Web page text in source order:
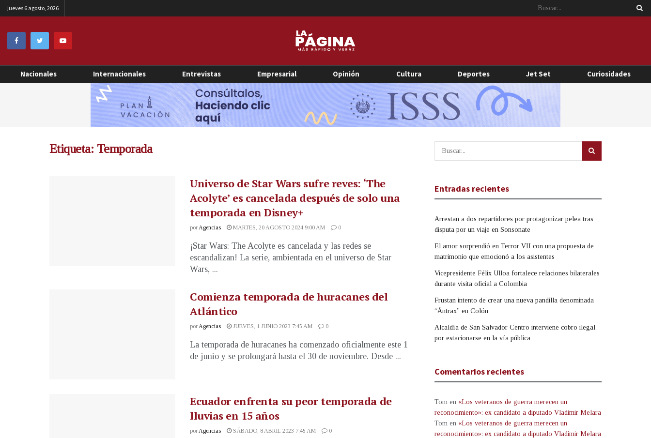
jueves 6 agosto, 2026
Nacionales Internacionales Entrevistas Empresarial Opinión Cultura Deportes Jet Set Curiosidades
Etiqueta: Temporada
Universo de Star Wars sufre reves: ‘The
Acolyte’ es cancelada después de solo una
temporada en Disney+
porAgencias MARTES, 20 AGOSTO 2024 9:00 AM 0
¡Star Wars: The Acolyte es cancelada y las redes se
escandalizan! La serie, ambientada en el universo de Star
Wars, ...
Comienza temporada de huracanes del
Atlántico
porAgencias JUEVES, 1 JUNIO 2023 7:45 AM 0
La temporada de huracanes ha comenzado oficialmente este 1
de junio y se prolongará hasta el 30 de noviembre. Desde ...
Ecuador enfrenta su peor temporada de
lluvias en 15 años
porAgencias SÁBADO, 8 ABRIL 2023 7:45 AM 0
Entradas recientes
Arrestan a dos repartidores por protagonizar pelea tras
disputa por un viaje en Sonsonate
El amor sorprendió en Terror VII con una propuesta de
matrimonio que emocionó a los asistentes
Vicepresidente Félix Ulloa fortalece relaciones bilaterales
durante visita oficial a Colombia
Frustan intento de crear una nueva pandilla denominada
“Ántrax” en Colón
Alcaldía de San Salvador Centro interviene cobro ilegal
por estacionarse en la vía pública
Comentarios recientes
Tom en «Los veteranos de guerra merecen un
reconocimiento»: ex candidato a diputado Vladimir Melara
Tom en «Los veteranos de guerra merecen un
reconocimiento»: ex candidato a diputado Vladimir Melara